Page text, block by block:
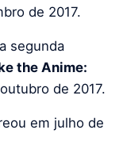
de 2017.
segunda
the Anime:
de 2017.
em julho de